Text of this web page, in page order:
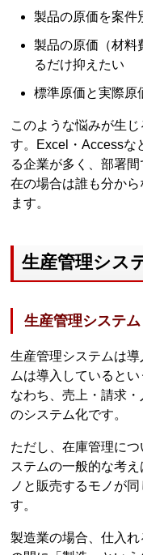
製品の原価を案件
製品の原価（材料
るだけ抑えたい
標準原価と実際原
このような悩みが生
す。Excel・Accessな
る企業が多く、部署
在の場合は誰も分か
ます。
生産管理シス
生産管理システ
生産管理システムは
ムは導入していると
なわち、売上・請求
のシステム化です。
ただし、在庫管理に
ステムの一般的な考
ノと販売するモノが
す。
製造業の場合、仕入